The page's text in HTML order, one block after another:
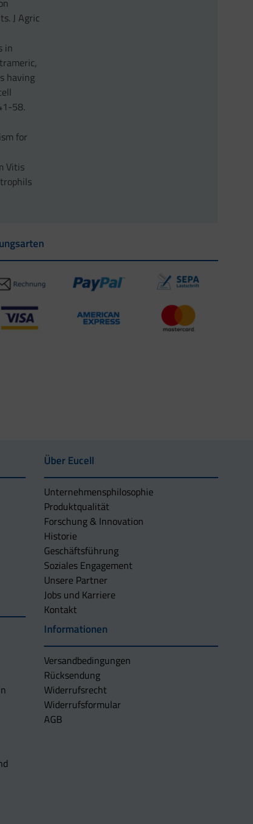
J Agric
in
having
58.
for
Vitis
Über Eucell
Unternehmens­philosophie
Produktqualität
Forschung & Innovation
Historie
Geschäftsführung
Soziales Engagement
Unsere Partner
Jobs und Karriere
Kontakt
Informationen
Versandbedingungen
Rücksendung
Widerrufsrecht
Widerrufsformular
AGB